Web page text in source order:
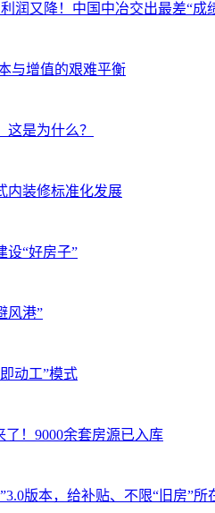
润又降！中国中冶交出最差“成
与增值的艰难平衡
是为什么？
内装修标准化发展
设“好房子”
风港”
动工”模式
了！9000余套房源已入库
版本，给补贴、不限“旧房”所